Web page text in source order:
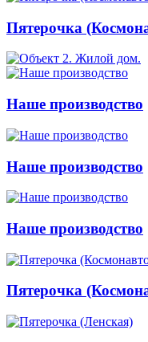
Пятерочка
Наше производство
Наше производство
Наше производство
Пятерочка